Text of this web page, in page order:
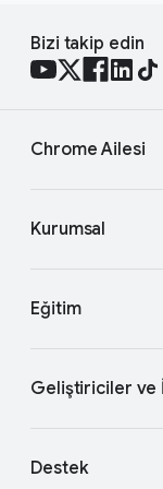
Bizi takip edin
Chrome Ailesi
Kurumsal
Eğitim
Geliştiriciler ve
Destek